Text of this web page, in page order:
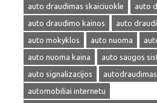
auto draudimas skaiciuokle
auto
auto draudimo kainos
auto
auto mokyklos
auto nuoma
auto nuoma kaina
auto saugos
auto signalizacijos
autodraudimas
automobiliai internetu